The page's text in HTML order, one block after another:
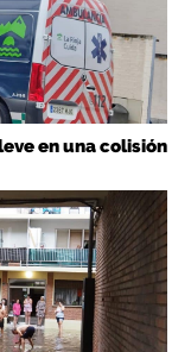
en una colisión